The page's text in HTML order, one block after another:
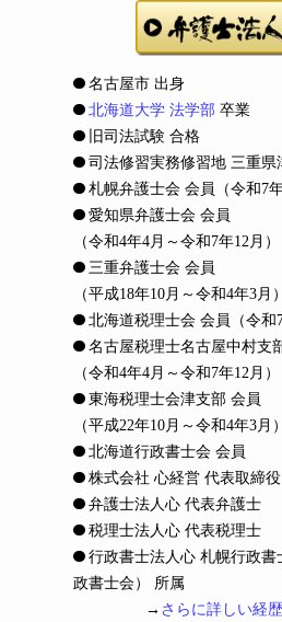
名古屋市 出身
北海道大学 法学部 卒業
旧司法試験 合格
司法修習実務修習地 三重県
札幌弁護士会 会員
（令和7
愛知県弁護士会 会員
（令和4年4月～令和7年12月）
三重弁護士会 会員
（平成18年10月～令和4年3月）
北海道税理士会 会員
（令和
名古屋税理士名古屋中村支
（令和4年4月～令和7年12月）
東海税理士会津支部 会員
（平成22年10月～令和4年3月）
北海道行政書士会 会員
株式会社 心経営 代表取締役
弁護士法人心 代表弁護士
税理士法人心 代表税理士
行政書士法人心 札幌行政
政書士会） 所属
→ さらに詳しい経